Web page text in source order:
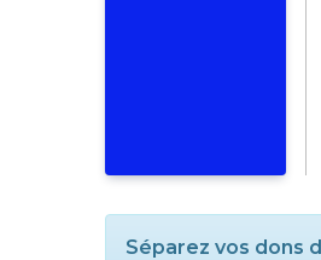
Séparez vos dons